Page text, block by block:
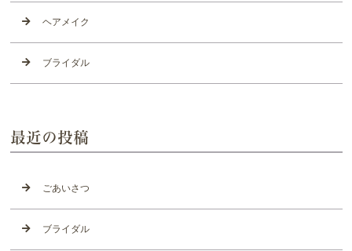
ヘアメイク
ブライダル
最近の投稿
ごあいさつ
ブライダル